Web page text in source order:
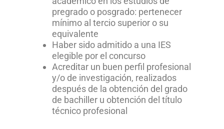
pregrado o posgrado: pertenecer
mínimo al tercio superior o su
equivalente
Haber sido admitido a una IES
elegible por el concurso
Acreditar un buen perfil profesional
y/o de investigación, realizados
después de la obtención del grado
de bachiller u obtención del título
técnico profesional